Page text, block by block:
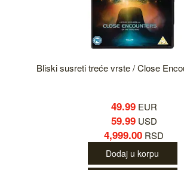
Bliski susreti treće vrste / Close
49.99EUR
59.99USD
4,999.00 RSD
Dodaj u korpu